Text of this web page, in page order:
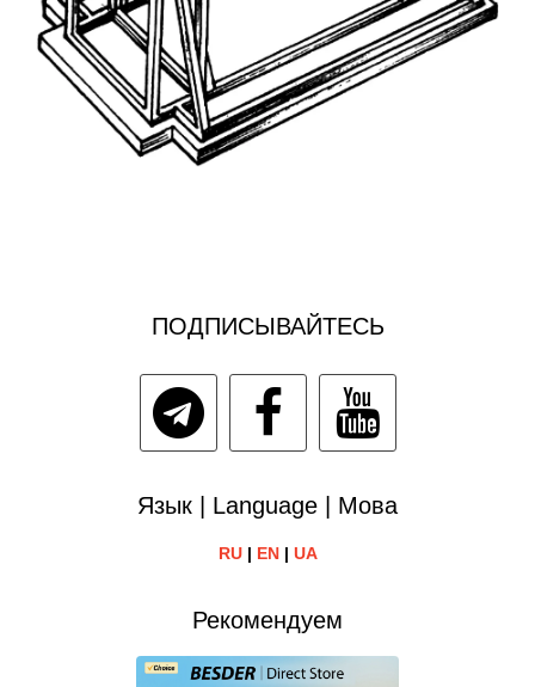
ПОДПИСЫВАЙТЕСЬ
Язык | Language | Мова
RU| EN| UA
Рекомендуем